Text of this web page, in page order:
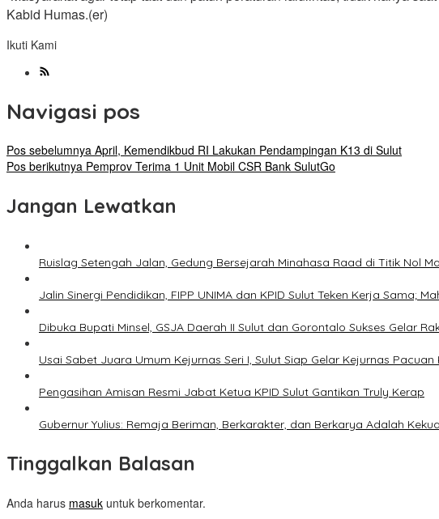
Kabid Humas.(er)
Ikuti Kami
Navigasi pos
Pos sebelumnya April, Kemendikbud RI Lakukan Pendampingan K13 di Sulut
Pos berikutnya Pemprov Terima 1 Unit Mobil CSR Bank SulutGo
Jangan Lewatkan
Ruislag Setengah Jalan, Gedung Bersejarah Minahasa Raad di Titik Nol
Jalin Sinergi Pendidikan, FIPP UNIMA dan KPID Sulut Teken Kerja Sama;
Dibuka Bupati Minsel, GSJA Daerah II Sulut dan Gorontalo Sukses Gelar
Usai Sabet Juara Umum Kejurnas Seri I, Sulut Siap Gelar Kejurnas
Pengasihan Amisan Resmi Jabat Ketua KPID Sulut Gantikan Truly Kerap
Gubernur Yulius: Remaja Beriman, Berkarakter, dan Berkarya Adalah
Tinggalkan Balasan
Anda harus masuk untuk berkomentar.